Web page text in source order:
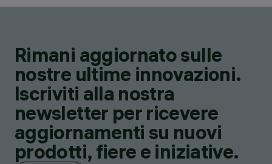
Rimani aggiornato sulle
nostre ultime innovazioni.
Iscriviti alla nostra
newsletter per ricevere
aggiornamenti su nuovi
prodotti, fiere e iniziative.